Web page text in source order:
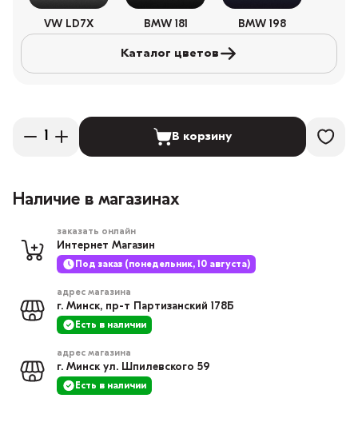
VW LD7X BMW 181 BMW 198
Каталог цветов
В корзину
Наличие в магазинах
заказать онлайн
Интернет Магазин
Под заказ (понедельник, 10 августа)
адрес магазина
г. Минск, пр-т Партизанский 178Б
Есть в наличии
адрес магазина
г. Минск ул. Шпилевского 59
Есть в наличии